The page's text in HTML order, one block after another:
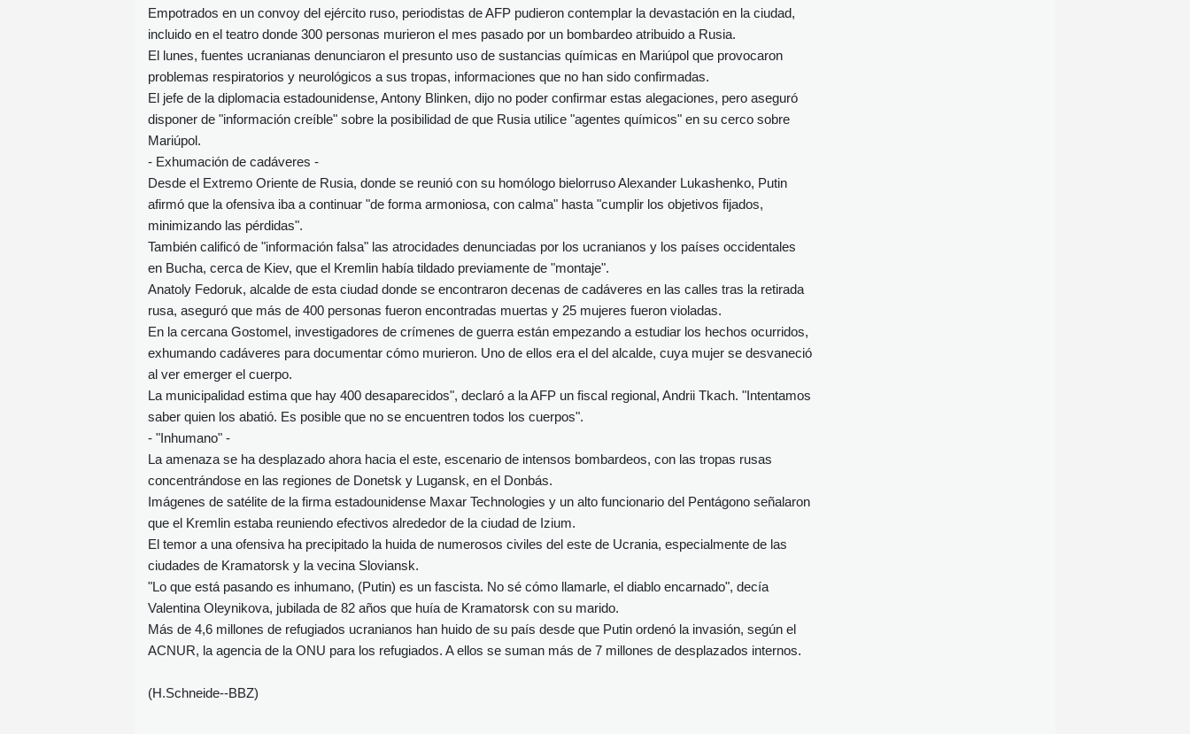
Empotrados en un convoy del ejército ruso, periodistas de AFP pudieron contemplar la devastación en la ciudad,
incluido en el teatro donde 300 personas murieron el mes pasado por un bombardeo atribuido a Rusia.
El lunes, fuentes ucranianas denunciaron el presunto uso de sustancias químicas en Mariúpol que provocaron
problemas respiratorios y neurológicos a sus tropas, informaciones que no han sido confirmadas.
El jefe de la diplomacia estadounidense, Antony Blinken, dijo no poder confirmar estas alegaciones, pero aseguró
disponer de "información creíble" sobre la posibilidad de que Rusia utilice "agentes químicos" en su cerco sobre
Mariúpol.
- Exhumación de cadáveres -
Desde el Extremo Oriente de Rusia, donde se reunió con su homólogo bielorruso Alexander Lukashenko, Putin
afirmó que la ofensiva iba a continuar "de forma armoniosa, con calma" hasta "cumplir los objetivos fijados,
minimizando las pérdidas".
También calificó de "información falsa" las atrocidades denunciadas por los ucranianos y los países occidentales
en Bucha, cerca de Kiev, que el Kremlin había tildado previamente de "montaje".
Anatoly Fedoruk, alcalde de esta ciudad donde se encontraron decenas de cadáveres en las calles tras la retirada
rusa, aseguró que más de 400 personas fueron encontradas muertas y 25 mujeres fueron violadas.
En la cercana Gostomel, investigadores de crímenes de guerra están empezando a estudiar los hechos ocurridos,
exhumando cadáveres para documentar cómo murieron. Uno de ellos era el del alcalde, cuya mujer se desvaneció
al ver emerger el cuerpo.
La municipalidad estima que hay 400 desaparecidos", declaró a la AFP un fiscal regional, Andrii Tkach. "Intentamos
saber quien los abatió. Es posible que no se encuentren todos los cuerpos".
- "Inhumano" -
La amenaza se ha desplazado ahora hacia el este, escenario de intensos bombardeos, con las tropas rusas
concentrándose en las regiones de Donetsk y Lugansk, en el Donbás.
Imágenes de satélite de la firma estadounidense Maxar Technologies y un alto funcionario del Pentágono señalaron
que el Kremlin estaba reuniendo efectivos alrededor de la ciudad de Izium.
El temor a una ofensiva ha precipitado la huida de numerosos civiles del este de Ucrania, especialmente de las
ciudades de Kramatorsk y la vecina Sloviansk.
"Lo que está pasando es inhumano, (Putin) es un fascista. No sé cómo llamarle, el diablo encarnado", decía
Valentina Oleynikova, jubilada de 82 años que huía de Kramatorsk con su marido.
Más de 4,6 millones de refugiados ucranianos han huido de su país desde que Putin ordenó la invasión, según el
ACNUR, la agencia de la ONU para los refugiados. A ellos se suman más de 7 millones de desplazados internos.
(H.Schneide--BBZ)